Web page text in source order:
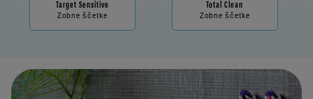
Target Sensitive
Zobne ščetke
Total Clean
Zobne ščetke